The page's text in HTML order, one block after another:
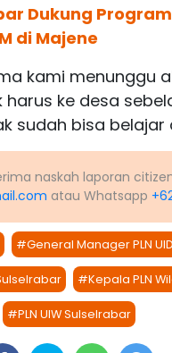
Dukung
di Majene
kami menunggu
ke desa
sudah bisa belajar
naskah laporan
atau Whatsapp
#General Manager PLN
#Kepala PLN
#PLN UIW Sulselrabar